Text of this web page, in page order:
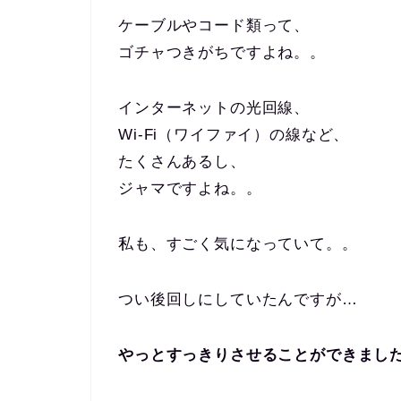
ケーブルやコード類って、
ゴチャつきがちですよね。。
インターネットの光回線、
Wi-Fi（ワイファイ）の線など、
たくさんあるし、
ジャマですよね。。
私も、すごく気になっていて。。
つい後回しにしていたんですが…
やっとすっきりさせることができまし